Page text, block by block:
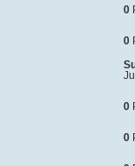
0
0
0
0